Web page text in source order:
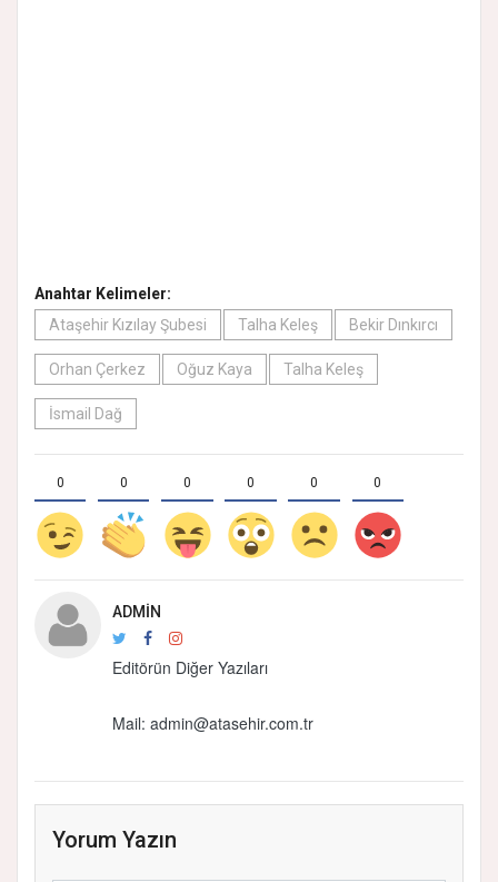
Anahtar Kelimeler:
Ataşehir Kızılay Şubesi
Talha Keleş Bekir Dınkırcı
Orhan Çerkez Oğuz Kaya Talha Keleş
İsmail Dağ
0 0 0 0 0 0
ADMIN
Editörün Diğer Yazıları
Mail: admin@atasehir.com.tr
Yorum Yazın